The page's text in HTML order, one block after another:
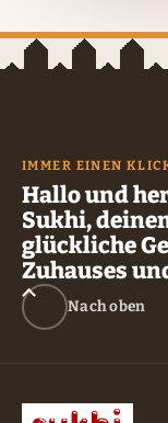
IMMER EINEN
Hallo und
Sukhi,
glückliche
Zuhauses
Nach oben